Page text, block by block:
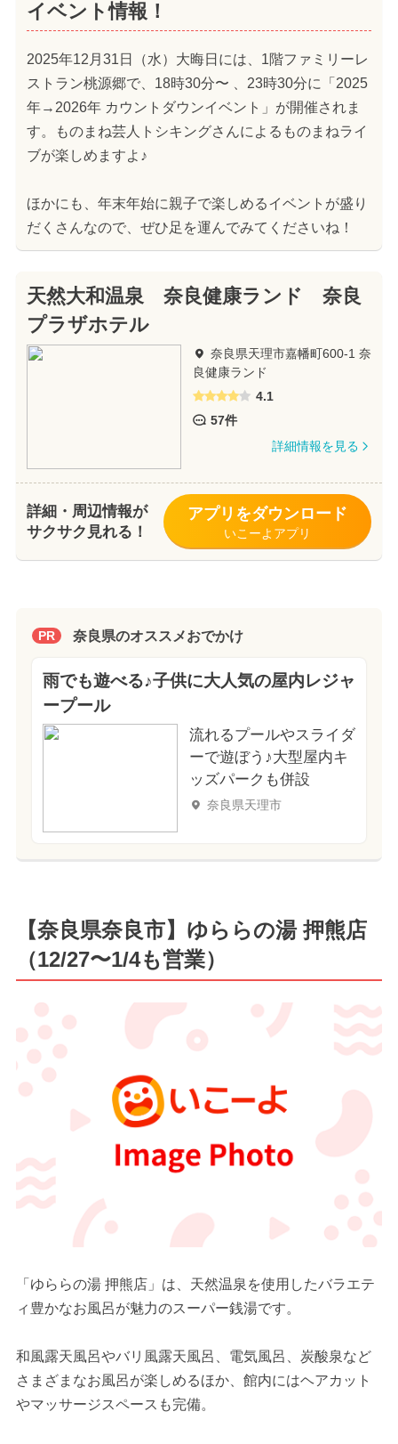
イベント情報！
2025年12月31日（水）大晦日には、1階ファミリーレ
ストラン桃源郷で、18時30分〜 、23時30分に「2025
年→2026年 カウントダウンイベント」が開催されま
す。ものまね芸人トシキングさんによるものまねライ
ブが楽しめますよ♪
ほかにも、年末年始に親子で楽しめるイベントが盛り
だくさんなので、ぜひ足を運んでみてくださいね！
天然大和温泉 奈良健康ランド 奈良
プラザホテル
奈良県天理市嘉幡町600-1 奈
良健康ランド
4.1
57件
詳細情報を見る
詳細・周辺情報が
サクサク見れる！
アプリをダウンロード
いこーよアプリ
PR 奈良県のオススメおでかけ
雨でも遊べる♪子供に大人気の屋内レジャ
ープール
流れるプールやスライダ
ーで遊ぼう♪大型屋内キ
ッズパークも併設
奈良県天理市
【奈良県奈良市】ゆららの湯 押熊店
（12/27〜1/4も営業）
「ゆららの湯 押熊店」は、天然温泉を使用したバラエテ
ィ豊かなお風呂が魅力のスーパー銭湯です。
和風露天風呂やバリ風露天風呂、電気風呂、炭酸泉など
さまざまなお風呂が楽しめるほか、館内にはヘアカット
やマッサージスペースも完備。